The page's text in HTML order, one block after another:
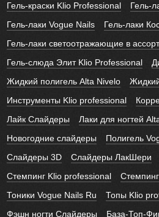
Гель-краски Klio Professional
Гель-
Гель-лаки Vogue Nails
Гель-лаки
Гель-лаки светоотражающие в
Гель-слюда Элит Klio Professional
Жидкий полигель Alta Nivelo
Инструменты Klio professional
Лайк Слайдеры
Лаки для ногтей
Новогодние слайдеры
Полигель
Слайдеры 3D
Слайдеры ЛакШери
Стемпинг Klio professional
Тоники Vogue Nails Ru
Топы Klio
Фэшн ногти Слайдеры
База-Топ-